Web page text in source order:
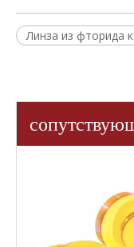
Линза из фторида